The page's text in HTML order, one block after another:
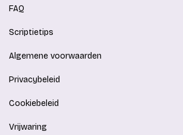
FAQ
Scriptietips
Algemene voorwaarden
Privacybeleid
Cookiebeleid
Vrijwaring